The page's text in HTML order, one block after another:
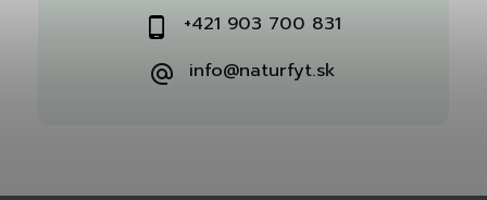
+421 903 700 831
info@naturfyt.sk